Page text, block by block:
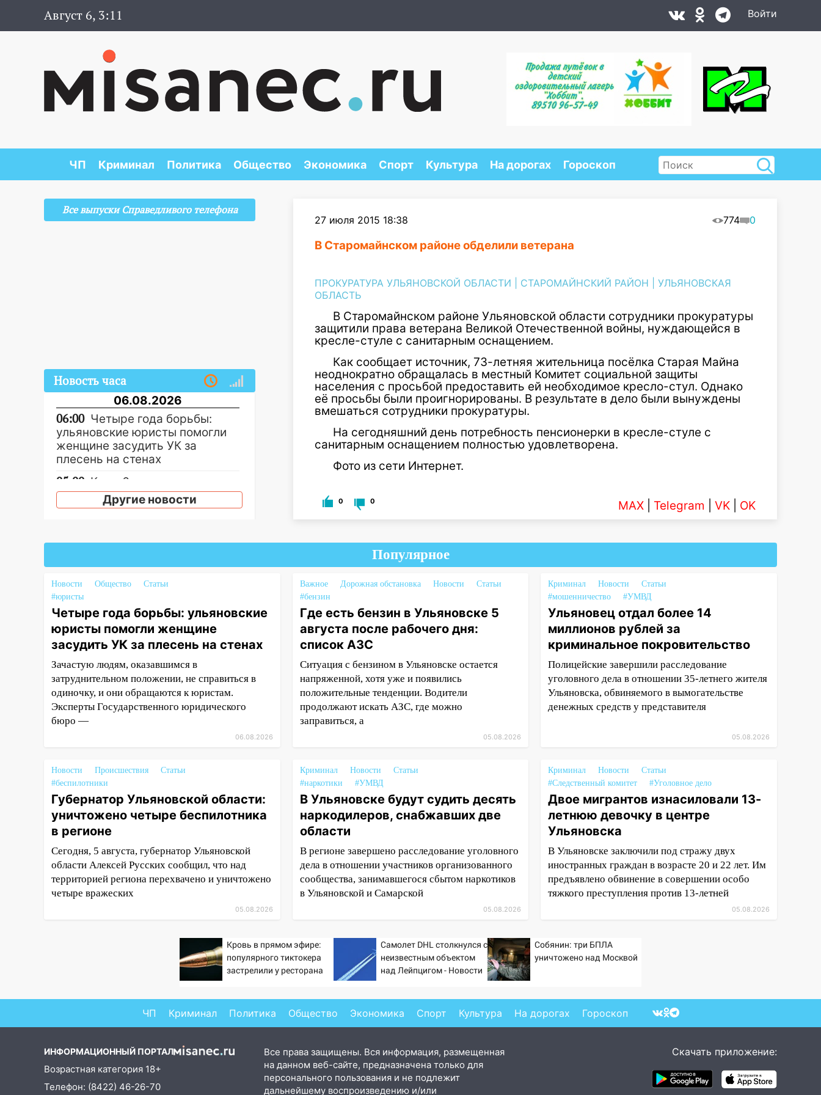
Август 6, 3:11 Войти
ЧП Криминал Политика Общество Экономика Спорт Культура На дорогах Гороскоп
27 июля 2015 18:38 774 0
В Старомайнском районе обделили ветерана
ПРОКУРАТУРА УЛЬЯНОВСКОЙ ОБЛАСТИ СТАРОМАЙНСКИЙ РАЙОН
УЛЬЯНОВСКАЯ
ОБЛАСТЬ
В Старомайнском районе Ульяновской области сотрудники прокуратуры
защитили права ветерана Великой Отечественной войны, нуждающейся в
кресле-стуле с санитарным оснащением.
Как сообщает источник, 73-летняя жительница посёлка Старая Майна
неоднократно обращалась в местный Комитет социальной защиты
населения с просьбой предоставить ей необходимое кресло-стул. Однако
её просьбы были проигнорированы. В результате в дело были вынуждены
вмешаться сотрудники прокуратуры.
На сегодняшний день потребность пенсионерки в кресле-стуле с
санитарным оснащением полностью удовлетворена.
Фото из сети Интернет.
0 0 MAX Telegram VK OK
Все выпуски Справедливого телефона
Новость часа
06.08.2026
06:00 Четыре года борьбы:
ульяновские юристы помогли
женщине засудить УК за
плесень на стенах
05:00 Кому 6 августа звезды
сулят прибыль, а кому —
испытания на прочность
22:58 Соцсети: на проспекте
20:22
летнюю жительницу
Ульяновской области
19:14 Житель Ульяновской
незнакомцев на трассе и
заработал уголовное дело
18:14 Прогноз погоды на 6
августа в Ульяновской области
пройдет большой фестиваль
«Наше время»
17:30 Где есть бензин в
Ульяновске 5 августа после
рабочего дня: список АЗС
17:05 «Обыск» по видеосвязи: в
Ульяновске задержали 19-
летнюю сообщницу
мошенников
закончились для женщины
16:06 18-летняя девушка без
прав перевернулась на мопеде
15:59 Ульяновец отдал более
14 миллионов рублей за
криминальное
покровительство
Другие новости
Популярное
Новости Общество
Статьи
#юристы
Четыре года борьбы: ульяновские
юристы помогли женщине
засудить УК за плесень на стенах
Зачастую людям, оказавшимся в
затруднительном положении, не справиться в
одиночку, и они обращаются к юристам.
Эксперты Государственного юридического
бюро —
06.08.2026
Важное Дорожная обстановка Новости
Статьи
#бензин
Где есть бензин в Ульяновске 5
августа после рабочего дня:
список АЗС
Ситуация с бензином в Ульяновске остается
напряженной, хотя уже и появились
положительные тенденции. Водители
продолжают искать АЗС, где можно
заправиться, а
05.08.2026
Криминал Новости
Статьи
#мошенничество
#УМВД
Ульяновец отдал более 14
миллионов рублей за
криминальное покровительство
Полицейские завершили расследование
уголовного дела в отношении 35-летнего жителя
Ульяновска, обвиняемого в вымогательстве
денежных средств у представителя
05.08.2026
Новости Происшествия
Статьи
#беспилотники
Губернатор Ульяновской области:
уничтожено четыре беспилотника
в регионе
Сегодня, 5 августа, губернатор Ульяновской
области Алексей Русских сообщил, что над
территорией региона перехвачено и уничтожено
четыре вражеских
05.08.2026
Криминал Новости
Статьи
#наркотики
#УМВД
В Ульяновске будут судить десять
наркодилеров, снабжавших две
области
В регионе завершено расследование уголовного
дела в отношении участников организованного
сообщества, занимавшегося сбытом наркотиков
в Ульяновской и Самарской
05.08.2026
Криминал Новости
Статьи
#Следственный комитет
#Уголовное дело
Двое мигрантов изнасиловали 13-
летнюю девочку в центре
Ульяновска
В Ульяновске заключили под стражу двух
иностранных граждан в возрасте 20 и 22 лет. Им
предъявлено обвинение в совершении особо
тяжкого преступления против 13-летней
05.08.2026
Кровь в прямом эфире:
популярного тиктокера
застрелили у ресторана
Самолет DHL столкнулся с
неизвестным объектом
над Лейпцигом - Новости
Собянин: три БПЛА
уничтожено над Москвой
ЧП Криминал Политика Общество Экономика Спорт Культура На дорогах Гороскоп
ИНФОРМАЦИОННЫЙ ПОРТАЛ
Возрастная категория 18+
Телефон: (8422) 46-26-70
Все права защищены. Вся информация, размещенная
на данном веб-сайте, предназначена только для
персонального пользования и не подлежит
дальнейшему воспроизведению и/или
Скачать приложение: